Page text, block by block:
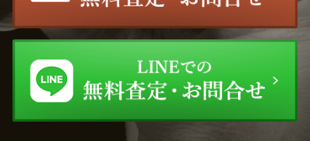
駒澤 利斎 館林 源右衛門
大樋 長左衛門 中里 太郎右衛門
岡部 嶺男
表千家十三代 無盡宗左 即